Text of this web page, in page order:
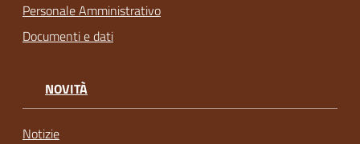
Personale Amministrativo
Documenti e dati
NOVITÀ
Notizie